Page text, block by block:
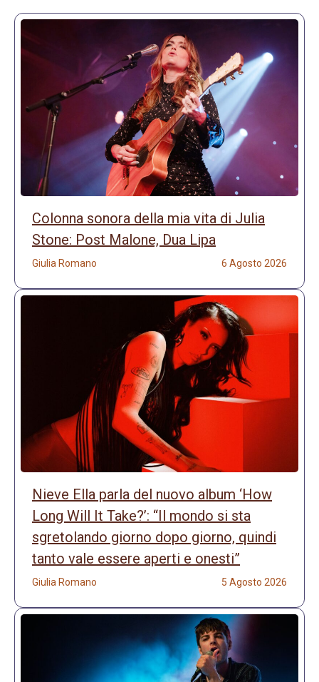
Colonna sonora della mia vita di Julia
Stone: Post Malone, Dua Lipa
Giulia Romano 6 Agosto 2026
Nieve Ella parla del nuovo album ‘How
Long Will It Take?’: “Il mondo si sta
sgretolando giorno dopo giorno, quindi
tanto vale essere aperti e onesti”
Giulia Romano 5 Agosto 2026